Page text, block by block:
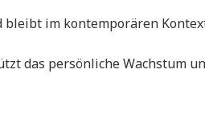
im kontemporären
das persönliche Wachstum